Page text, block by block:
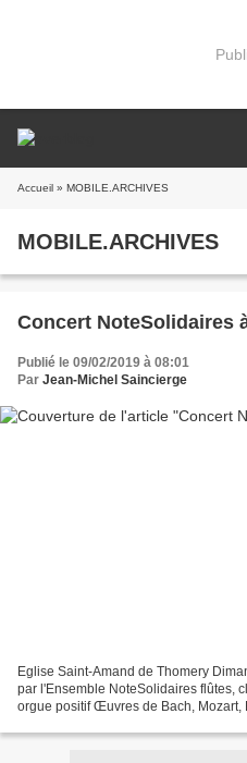
Accueil » MOBILE.ARCHIVES
MOBILE.ARCHIVES
Concert NoteSolidaires
Publié le 09/02/2019 à 08:01
Par Jean-Michel Saincierge
Eglise Saint-Amand de Thomery
par l'Ensemble NoteSolidaires flûtes,
orgue positif Œuvres de Bach, Mozart,